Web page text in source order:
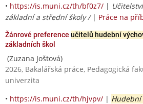
• https://is.muni.cz/th/bf0z7/ |
základní a střední školy / | Práce na
Žánrové preference učitelů hudební
základních škol
(Zuzana Joštová)
2026, Bakalářská práce, Pedagogická
univerzita
• https://is.muni.cz/th/hjvpv/ | Hudební